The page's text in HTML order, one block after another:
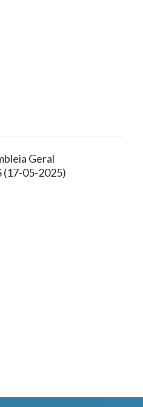
Geral
(17-05-2025)